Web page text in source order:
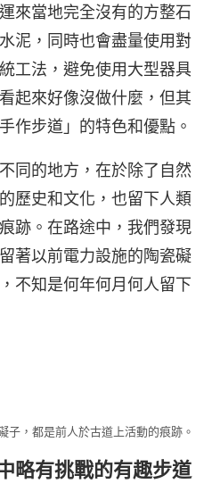
來當地完全沒有的方整石
泥，同時也會盡量使用對
工法，避免使用大型器具
起來好像沒做什麼，但其
作步道」的特色和優點。
同的地方，在於除了自然
歷史和文化，也留下人類
跡。在路途中，我們發現
著以前電力設施的陶瓷礙
不知是何年何月何人留下
子，都是前人於古道上活動的痕跡。
有挑戰的有趣步道